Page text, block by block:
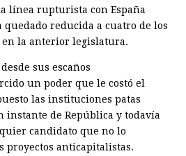
línea rupturista con España
reducida a cuatro de los
en la ­anterior legislatura.
sus escaños
un poder que le costó el
las instituciones patas
instante de República y todavía
candidato que no lo
proyectos anticapitalistas.